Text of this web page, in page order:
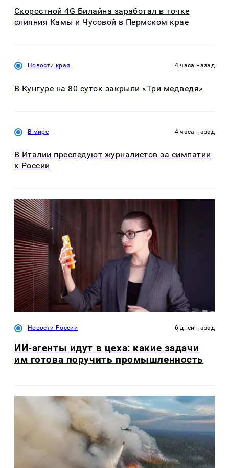
Скоростной 4G Билайна заработал в точке
слияния Камы и Чусовой в Пермском крае
Новости края 4 часа назад
В Кунгуре на 80 суток закрыли «Три медведя»
В мире 4 часа назад
В Италии преследуют журналистов за симпатии
к России
Новости России 6 дней назад
ИИ-агенты идут в цеха: какие задачи
им готова поручить промышленность